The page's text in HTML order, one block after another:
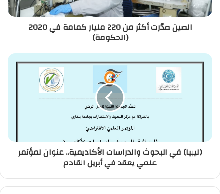
ت
ر
الصين صدّرت أكثر من 220 مليار كمامة في 2020
(الحكومة)
(ليبيا) في البحوث والدراسات الأكاديمية.. عنوان لمؤتمر
علمي يعقد في أبريل القادم